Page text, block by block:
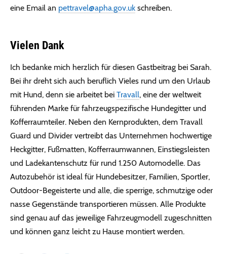
eine Email an
ku.vog.ahpa
@levarttep schreiben.
Vielen Dank
Ich bedanke mich herzlich für diesen Gastbeitrag bei Sarah.
Bei ihr dreht sich auch beruflich Vieles rund um den Urlaub
mit Hund, denn sie arbeitet bei Travall, eine der weltweit
führenden Marke für fahrzeugspezifische Hundegitter und
Kofferraumteiler. Neben den Kernprodukten, dem Travall
Guard und Divider vertreibt das Unternehmen hochwertige
Heckgitter, Fußmatten, Kofferraumwannen, Einstiegsleisten
und Ladekantenschutz für rund 1.250 Automodelle. Das
Autozubehör ist ideal für Hundebesitzer, Familien, Sportler,
Outdoor-Begeisterte und alle, die sperrige, schmutzige oder
nasse Gegenstände transportieren müssen. Alle Produkte
sind genau auf das jeweilige Fahrzeugmodell zugeschnitten
und können ganz leicht zu Hause montiert werden.